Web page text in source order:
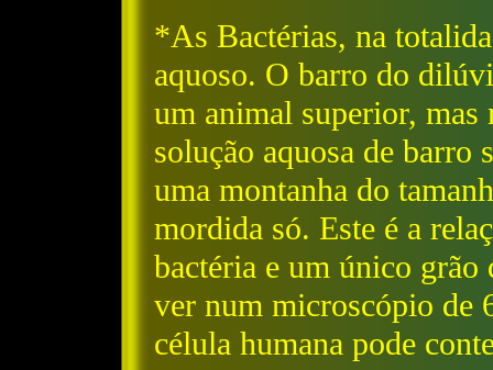
*As Bactérias, na
aquoso. O barro do
um animal superior, mas
solução aquosa de barro
uma montanha do
mordida só. Este é a
bactéria e um único grão
ver num microscópio de
célula humana pode